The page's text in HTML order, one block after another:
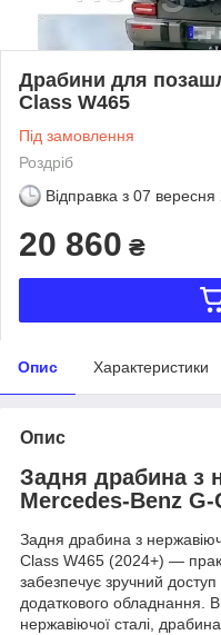
Драбини для
Class W465
Під замовлення
Роздріб
Відправка з 07 вересня
20 860 ₴
Опис Характеристики
Опис
Задня драбина з
Mercedes-Benz G-
Задня драбина з
Class W465 (2024+) —
забезпечує зручний
додаткового обладнання.
нержавіючої сталі,